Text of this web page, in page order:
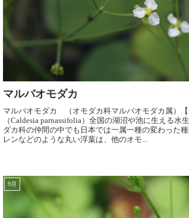
マルバオモダカ
マルバオモダカ （オモダカ科マルバオモダカ属）【
（Caldesia parnassifolia）全国の湖沼や池に生える水
ダカ科の仲間の中でも日本では一属一種の変わった
レンなどのような丸い浮葉は、他のオモ...
9月